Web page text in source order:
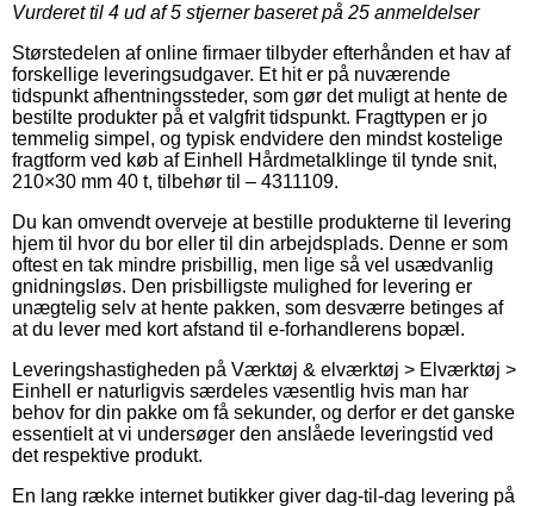
Vurderet til 4 ud af 5 stjerner baseret på 25 anmeldelser
Størstedelen af online firmaer tilbyder efterhånden et hav af
forskellige leveringsudgaver. Et hit er på nuværende
tidspunkt afhentningssteder, som gør det muligt at hente de
bestilte produkter på et valgfrit tidspunkt. Fragttypen er jo
temmelig simpel, og typisk endvidere den mindst kostelige
fragtform ved køb af Einhell Hårdmetalklinge til tynde snit,
210×30 mm 40 t, tilbehør til – 4311109.
Du kan omvendt overveje at bestille produkterne til levering
hjem til hvor du bor eller til din arbejdsplads. Denne er som
oftest en tak mindre prisbillig, men lige så vel usædvanlig
gnidningsløs. Den prisbilligste mulighed for levering er
unægtelig selv at hente pakken, som desværre betinges af
at du lever med kort afstand til e-forhandlerens bopæl.
Leveringshastigheden på Værktøj & elværktøj > Elværktøj >
Einhell er naturligvis særdeles væsentlig hvis man har
behov for din pakke om få sekunder, og derfor er det ganske
essentielt at vi undersøger den anslåede leveringstid ved
det respektive produkt.
En lang række internet butikker giver dag-til-dag levering på